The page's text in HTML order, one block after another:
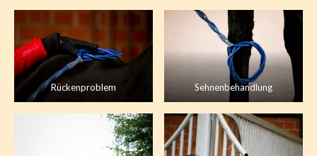
Rückenproblem Sehnenbehandlung